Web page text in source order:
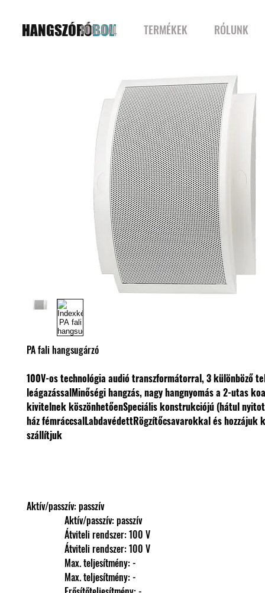
HANGSZÓRÓBOLT
FŐOLDAL TERMÉKEK RÓLUNK
PA fali hangsugárzó
100V-os technológia audió transzformátorral, 3 különböző
leágazássalMinőségi hangzás, nagy hangnyomás a 2-utas
kivitelnek köszönhetőenSpeciális konstrukciójú (hátul
ház fémráccsalLabdavédettRögzítőcsavarokkal és hozzájuk
szállítjuk
Aktív/passzív: passzív
                Aktív/passzív: passzív
                Átviteli rendszer: 100 V
                Átviteli rendszer: 100 V
                Max. teljesítmény: -
                Max. teljesítmény: -